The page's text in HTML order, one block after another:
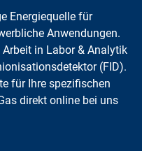
Energiequelle für
Anwendungen.
in Labor & Analytik
(FID).
für Ihre spezifischen
direkt online bei uns